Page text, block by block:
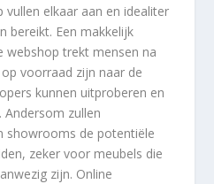
vullen elkaar aan en idealiter
bereikt. Een makkelijk
webshop trekt mensen na
voorraad zijn naar de
kunnen uitproberen en
Andersom zullen
showrooms de potentiële
zeker voor meubels die
zijn. Online